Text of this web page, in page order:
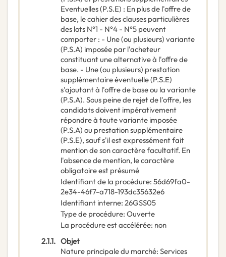
Eventuelles (P.S.E) : En plus de l'offre de
base, le cahier des clauses particulières
des lots N°1 - N°4 - N°5 peuvent
comporter : - Une (ou plusieurs) variante
(P.S.A) imposée par l'acheteur
constituant une alternative à l'offre de
base. - Une (ou plusieurs) prestation
supplémentaire éventuelle (P.S.E)
s'ajoutant à l'offre de base ou la variante
(P.S.A). Sous peine de rejet de l'offre, les
candidats doivent impérativement
répondre à toute variante imposée
(P.S.A) ou prestation supplémentaire
(P.S.E), sauf s'il est expressément fait
mention de son caractère facultatif. En
l'absence de mention, le caractère
obligatoire est présumé
Identifiant de la procédure: 56d69fa0-
2e34-46f7-a718-193dc35632e6
Identifiant interne: 26GSS05
Type de procédure: Ouverte
La procédure est accélérée: non
2.1.1. Objet
Nature principale du marché: Services